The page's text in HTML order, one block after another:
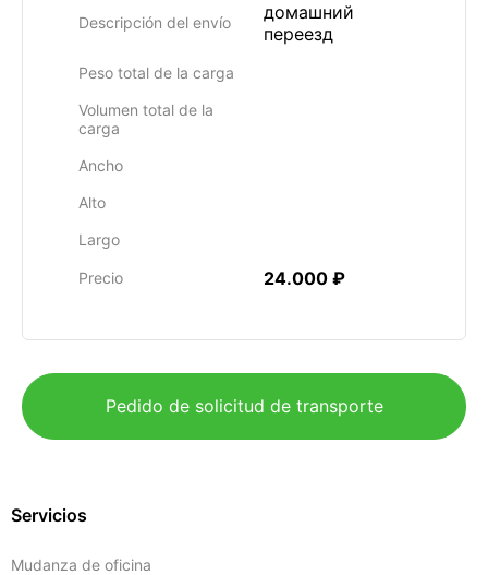
Descripción del envío
домашний
переезд
Peso total de la carga
Volumen total de la
carga
Ancho
Alto
Largo
Precio 24.000 ₽
Pedido de solicitud de transporte
Servicios
Mudanza de oficina